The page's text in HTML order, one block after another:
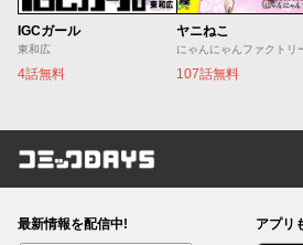
IGCガール
東和広
4話無料
ヤニねこ
にゃんにゃんファクトリ
107話無料
コミックDAYS
最新情報を配信中! アプリ